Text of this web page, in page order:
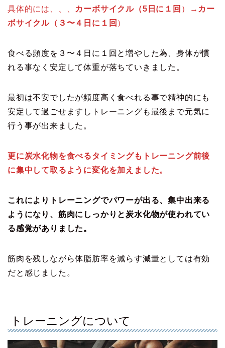
具体的には、、、 カーボサイクル（5日に１回 ）→ カー
ボサイクル（３〜４日に１回 ）
食べる頻度を３〜４日に１回と増やした為、身体が慣
れる事なく安定して体重が落ちていきました。
最初は不安でしたが頻度高く食べれる事で精神的にも
安定して過ごせますしトレーニングも最後まで元気に
行う事が出来ました。
更に炭水化物を食べるタイミングもトレーニング前後
に集中して取るように変化を加えました。
これによりトレーニングでパワーが出る、集中出来る
ようになり、筋肉にしっかりと炭水化物が使われてい
る感覚がありました。
筋肉を残しながら体脂肪率を減らす減量としては有効
だと感じました。
トレーニングについて